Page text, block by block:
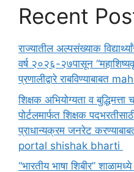
Recent
राज्यातील अल्पसंख्याक
वर्ष २०२६-२७पासून
प्रणालीद्वारे
शिक्षक अभियोग्यता व
पोर्टलमार्फत शिक्षक
प्राधान्यक्रम जनरेट
portal shishak bharti
“भारतीय भाषा शिबीर”